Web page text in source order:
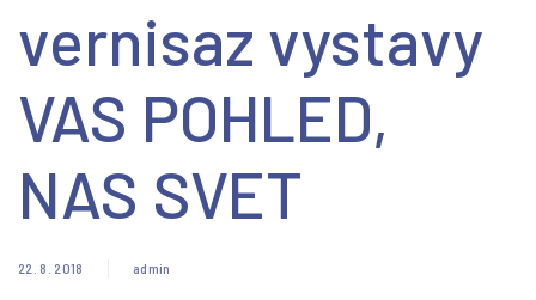
vernisaz vystavy
VAS POHLED,
NAS SVET
22. 8. 2018 admin